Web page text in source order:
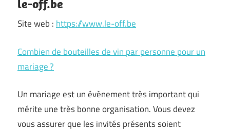
le-off.be
Site web : https://www.le-off.be
Combien de bouteilles de vin par personne pour un
mariage ?
Un mariage est un évènement très important qui
mérite une très bonne organisation. Vous devez
vous assurer que les invités présents soient